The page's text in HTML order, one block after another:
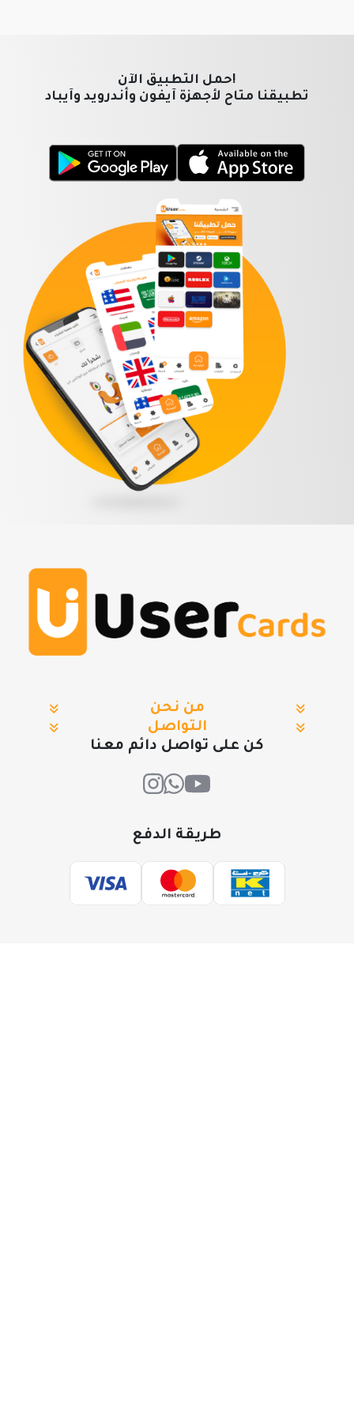
!حمل التطبيق الآن
تطبيقنا متاح لأجهزة آيفون وأندرويد وآيباد
من نحن
التواصل
كن على تواصل دائم معنا
طريقة الدفع